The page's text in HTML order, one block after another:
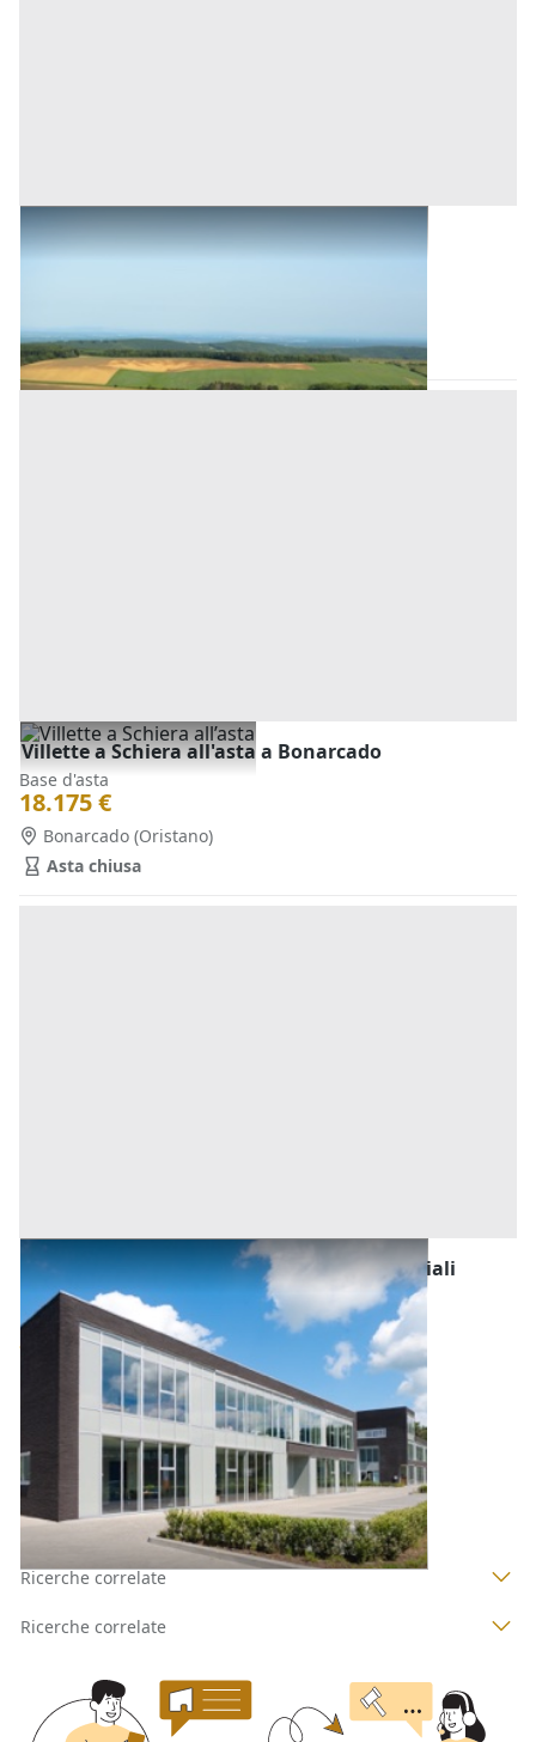
Terreni all'asta a Bonarcado
Asta chiusa
Villette a Schiera all'asta a Bonarcado
Bonarcado (Oristano)
Base d'asta
18.175 €
Asta chiusa
Fabbricati Costruiti per Esigenze Commerciali
all'asta a Bonarcado
Bonarcado (Oristano)
Base d'asta
350.000 €
Asta chiusa
2
Ricerche correlate
Ricerche correlate